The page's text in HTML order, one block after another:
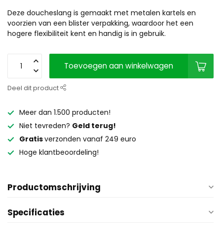
Deze doucheslang is gemaakt met metalen kartels en
voorzien van een blister verpakking, waardoor het een
hogere flexibiliteit kent en handig is in gebruik.
Toevoegen aan winkelwagen
Deel dit product
Meer dan 1.500 producten!
Niet tevreden? Geld terug!
Gratisverzonden vanaf 249 euro
Hoge klantbeoordeling!
Productomschrijving
Specificaties